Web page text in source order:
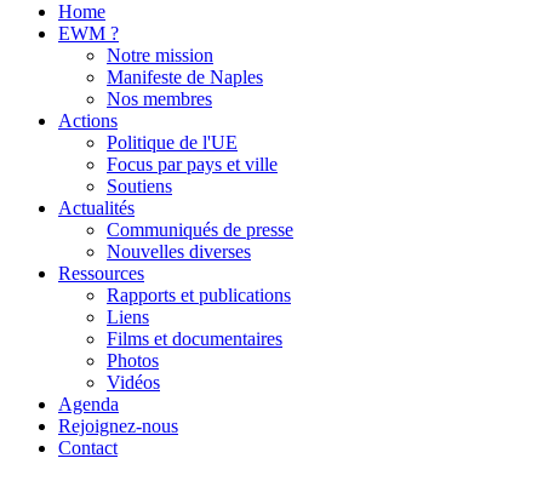
Home
EWM ?
Notre mission
Manifeste de Naples
Nos membres
Actions
Politique de l'UE
Focus par pays et ville
Soutiens
Actualités
Communiqués de presse
Nouvelles diverses
Ressources
Rapports et publications
Liens
Films et documentaires
Photos
Vidéos
Agenda
Rejoignez-nous
Contact